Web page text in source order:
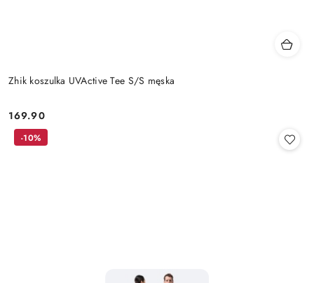
Zhik koszulka UVActive Tee S/S męska
Cena:
169.90
-10%